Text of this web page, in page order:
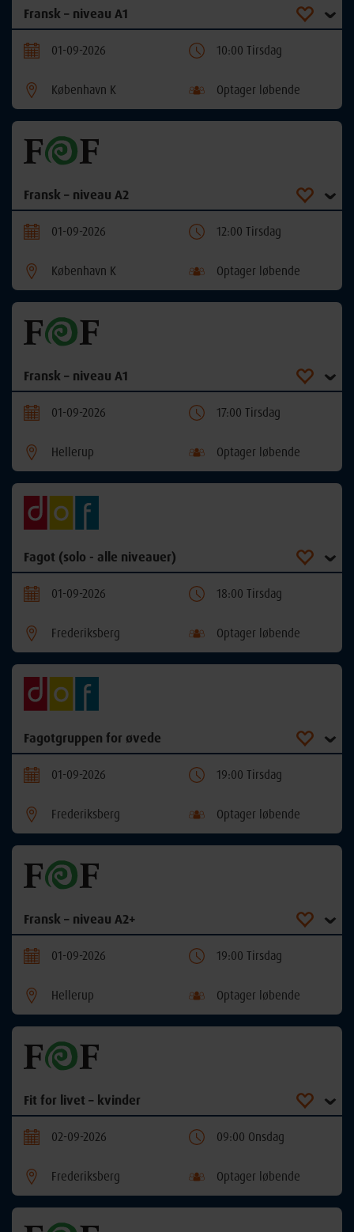
Fransk – niveau A1
01-09-2026 10:00 Tirsdag
København K Optager løbende
Fransk – niveau A2
01-09-2026 12:00 Tirsdag
København K Optager løbende
Fransk – niveau A1
01-09-2026 17:00 Tirsdag
Hellerup Optager løbende
Fagot (solo - alle niveauer)
01-09-2026 18:00 Tirsdag
Frederiksberg Optager løbende
Fagotgruppen for øvede
01-09-2026 19:00 Tirsdag
Frederiksberg Optager løbende
Fransk – niveau A2+
01-09-2026 19:00 Tirsdag
Hellerup Optager løbende
Fit for livet – kvinder
02-09-2026 09:00 Onsdag
Frederiksberg Optager løbende